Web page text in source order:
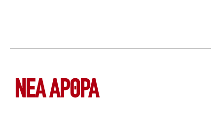
ΝΕΑ ΆΡΘΡΑ